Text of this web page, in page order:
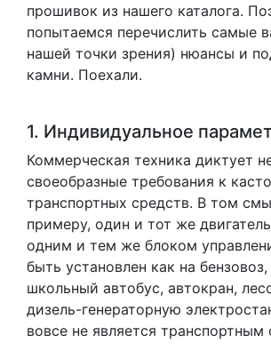
прошивок из нашего каталога.
попытаемся перечислить самые
нашей точки зрения) нюансы и
камни. Поехали.
1. Индивидуальное
Коммерческая техника диктует
своеобразные требования к
транспортных средств. В том
примеру, один и тот же
одним и тем же блоком
быть установлен как на
школьный автобус, автокран,
дизель-генераторную
вовсе не является транспортным